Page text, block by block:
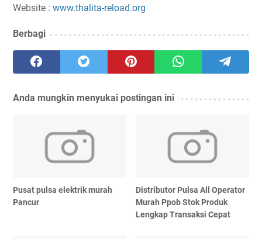
Website : www.thalita-reload.org
Berbagi
Anda mungkin menyukai postingan ini
Pusat pulsa elektrik murah
Pancur
Distributor Pulsa All Operator
Murah Ppob Stok Produk
Lengkap Transaksi Cepat